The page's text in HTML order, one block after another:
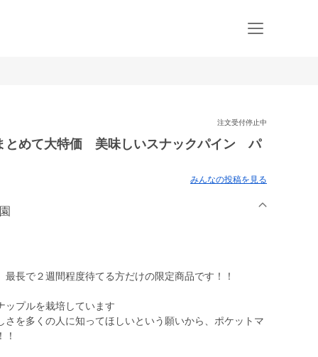
注文受付停止中
とめて大特価 美味しいスナックパイン パ
みんなの投稿を見る
長で２週間程度待てる方だけの限定商品です！！
ップルを栽培しています
を多くの人に知ってほしいという願いから、ポケットマ